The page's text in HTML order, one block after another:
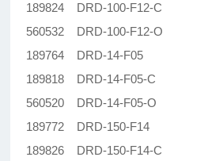
189824 DRD-100-F12-C
560532 DRD-100-F12-O
189764 DRD-14-F05
189818 DRD-14-F05-C
560520 DRD-14-F05-O
189772 DRD-150-F14
189826 DRD-150-F14-C